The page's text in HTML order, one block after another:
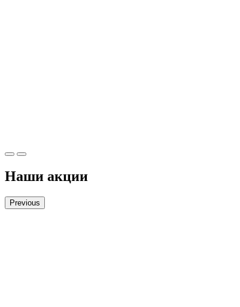
Наши акции
Previous